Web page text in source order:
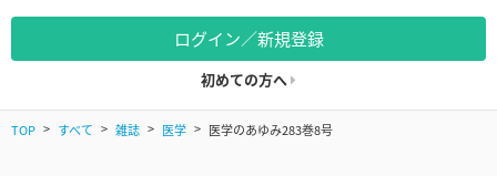
ログイン／新規登録
初めての方へ
TOP すべて 雑誌 医学 医学のあゆみ283巻8号